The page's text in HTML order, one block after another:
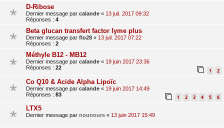
D-Ribose
Dernier message par calande « 13 juil. 2017 09:32
Réponses : 4
Beta glucan transfert factor lyme plus
Dernier message par flo28 « 13 juil. 2017 07:22
Réponses : 2
Méthyle B12 - MB12
Dernier message par calande « 19 juin 2017 23:36
Réponses : 22 1 2
Co Q10 & Acide Alpha Lipoïc
Dernier message par calande « 19 juin 2017 14:49
Réponses : 83 1 2 3 4 5 6
LTX5
Dernier message par nounours « 13 juin 2017 15:49